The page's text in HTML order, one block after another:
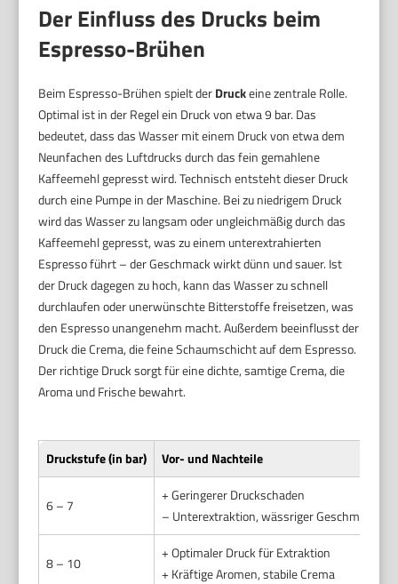
Der Einfluss des Drucks beim
Espresso-Brühen
Beim Espresso-Brühen spielt derDruckeine zentrale Rolle.
Optimal ist in der Regel ein Druck von etwa 9 bar. Das
bedeutet, dass das Wasser mit einem Druck von etwa dem
Neunfachen des Luftdrucks durch das fein gemahlene
Kaffeemehl gepresst wird. Technisch entsteht dieser Druck
durch eine Pumpe in der Maschine. Bei zu niedrigem Druck
wird das Wasser zu langsam oder ungleichmäßig durch das
Kaffeemehl gepresst, was zu einem unterextrahierten
Espresso führt – der Geschmack wirkt dünn und sauer. Ist
der Druck dagegen zu hoch, kann das Wasser zu schnell
durchlaufen oder unerwünschte Bitterstoffe freisetzen, was
den Espresso unangenehm macht. Außerdem beeinflusst der
Druck die Crema, die feine Schaumschicht auf dem Espresso.
Der richtige Druck sorgt für eine dichte, samtige Crema, die
Aroma und Frische bewahrt.
Druckstufe (in bar) Vor- und Nachteile
6 – 7
+ Geringerer Druckschaden
– Unterextraktion, wässriger Geschmack
8 – 10
+ Optimaler Druck für Extraktion
+ Kräftige Aromen, stabile Crema